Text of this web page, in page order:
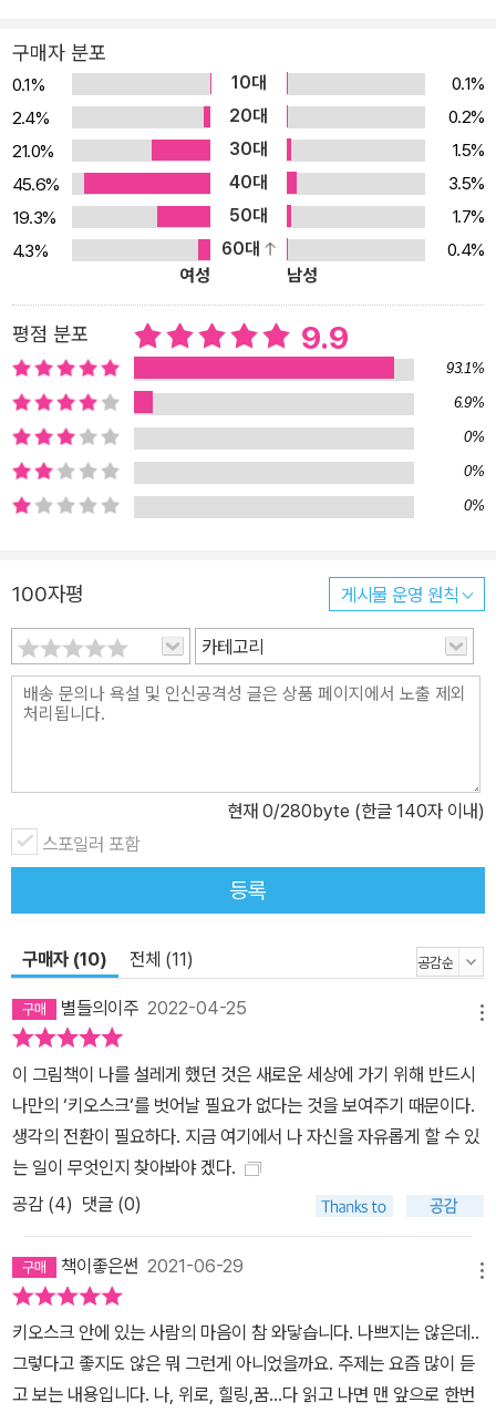
요. 올가의 여행이 이것으로 끝일까요? 혹시 또 모르지요. 다음번엔
오로라가 펼쳐지는 아름다운 북극 마을로 떠날 수 있을지도요. 거침
없는 선과 강렬한 색채의 단편 애니메이션으로 먼저 선보였던 이 이
야기는 어린이 독자뿐 아니라 꿈을 잃어 가는 어른들에게도 생각할
거리를 줍니다. 올가의 키오스크처럼 현실이라는 키오스크가 우리를
옥죄더라도, 각자의 키오스크 속에서 꿈을 꾸고 또 이룰 수 있다고, 중
요한 건 무엇을 꿈꾸는가라고 이 그림책은 독자들에게 말하고 있습니
다. * 피터 팬 상 피터 팬 상은 2000년 IBBY 스웨덴과 예테보리 북
풍요롭게 하는 번역본에 수여되는 상이다. 이 그림책 『키오스크』는 2
021년 수상작이다.
구매자 분포
0.1% 10대
0.1%
2.4%
20대
0.2%
21.0%
30대
1.5%
45.6%
40대
3.5%
19.3%
50대
1.7%
4.3%
60대
0.4%
여성
남성
평점 분포 9.9
93.1%
6.9%
0%
0%
0%
100자평 게시물 운영 원칙
카테고리
현재 0/280byte (한글 140자 이내)
스포일러 포함
등록
구매자 (10) 전체 (11)
별들의이주 2022-04-25
이 그림책이 나를 설레게 했던 것은 새로운 세상에 가기 위해 반드시
나만의 ‘키오스크‘를 벗어날 필요가 없다는 것을 보여주기 때문이다.
생각의 전환이 필요하다. 지금 여기에서 나 자신을 자유롭게 할 수 있
는 일이 무엇인지 찾아봐야 겠다.
공감 (4) 댓글 (0)
책이좋은썬 2021-06-29
키오스크 안에 있는 사람의 마음이 참 와닿습니다. 나쁘지는 않은데..
그렇다고 좋지도 않은 뭐 그런게 아니었을까요. 주제는 요즘 많이 듣
고 보는 내용입니다. 나, 위로, 힐링,꿈...다 읽고 나면 맨 앞으로 한번